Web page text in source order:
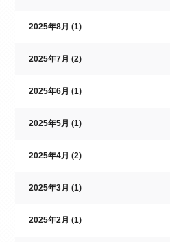
2025年8月 (1)
2025年7月 (2)
2025年6月 (1)
2025年5月 (1)
2025年4月 (2)
2025年3月 (1)
2025年2月 (1)